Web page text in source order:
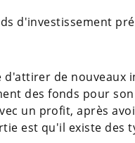
d'investissement
d'attirer de nouveaux
des fonds pour
un profit, après
est qu'il existe des